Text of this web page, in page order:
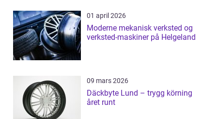
01 april 2026
Moderne mekanisk verksted og
verksted-maskiner på Helgeland
09 mars 2026
Däckbyte Lund – trygg körning
året runt